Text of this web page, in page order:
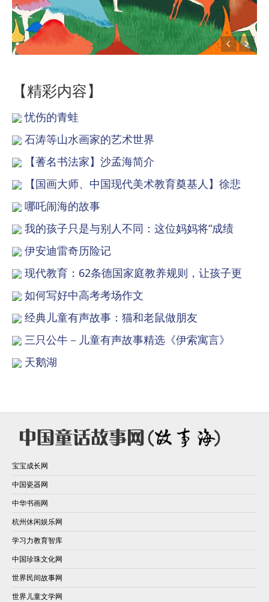
【精彩内容】
忧伤的青蛙
石涛等山水画家的艺术世界
【蓍名书法家】沙孟海简介
【国画大师、中国现代美术教育奠基人】徐悲
哪吒闹海的故事
我的孩子只是与别人不同：这位妈妈将“成绩
伊安迪雷奇历险记
现代教育：62条德国家庭教养规则，让孩子更
如何写好中高考考场作文
经典儿童有声故事：猫和老鼠做朋友
三只公牛－儿童有声故事精选《伊索寓言》
天鹅湖
宝宝成长网
中国瓷器网
中华书画网
杭州休闲娱乐网
学习力教育智库
中国珍珠文化网
世界民间故事网
世界儿童文学网